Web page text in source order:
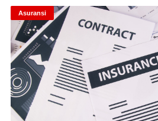
Asuransi